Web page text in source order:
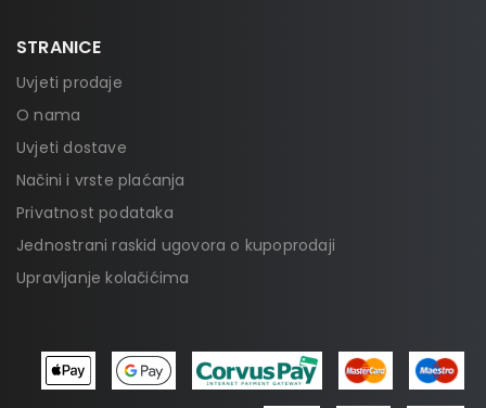
STRANICE
Uvjeti prodaje
O nama
Uvjeti dostave
Načini i vrste plaćanja
Privatnost podataka
Jednostrani raskid ugovora o kupoprodaji
Upravljanje kolačićima